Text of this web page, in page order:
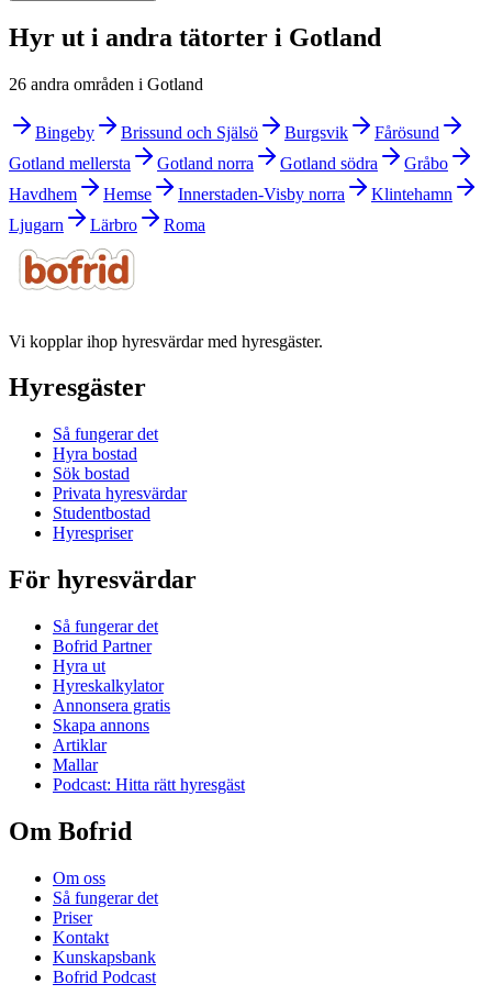
Hyr ut i andra tätorter i Gotland
26 andra områden i Gotland
Bingeby Brissund och Själsö Burgsvik
Fårösund
Gotland mellersta
Gotland norra Gotland södra
Gråbo
Havdhem
Hemse Innerstaden-Visby norra
Klintehamn
Ljugarn
Lärbro Roma
Vi kopplar ihop hyresvärdar med hyresgäster.
Hyresgäster
Så fungerar det
Hyra bostad
Sök bostad
Privata hyresvärdar
Studentbostad
Hyrespriser
För hyresvärdar
Så fungerar det
Bofrid Partner
Hyra ut
Hyreskalkylator
Annonsera gratis
Skapa annons
Artiklar
Mallar
Podcast: Hitta rätt hyresgäst
Om Bofrid
Om oss
Så fungerar det
Priser
Kontakt
Kunskapsbank
Bofrid Podcast